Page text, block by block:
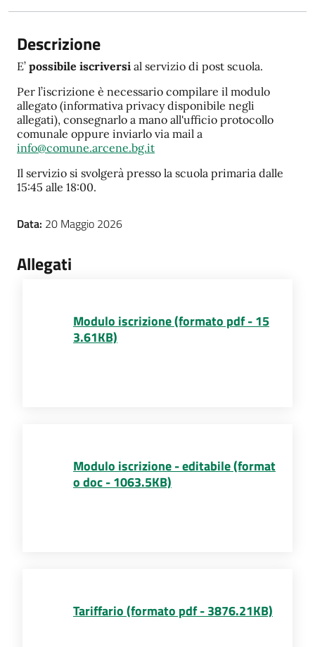
Descrizione
E’ possibile iscriversi al servizio di post scuola.
Per l’iscrizione è necessario compilare il modulo
allegato (informativa privacy disponibile negli
allegati), consegnarlo a mano all'ufficio protocollo
comunale oppure inviarlo via mail a
info@comune.arcene.bg.it
Il servizio si svolgerà presso la scuola primaria dalle
15:45 alle 18:00.
Data: 20 Maggio 2026
Allegati
Modulo iscrizione (formato pdf - 15
3.61KB)
Modulo iscrizione - editabile (format
o doc - 1063.5KB)
Tariffario (formato pdf - 3876.21KB)